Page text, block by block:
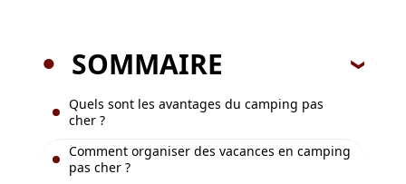
SOMMAIRE
Quels sont les avantages du camping pas
cher ?
Comment organiser des vacances en camping
pas cher ?